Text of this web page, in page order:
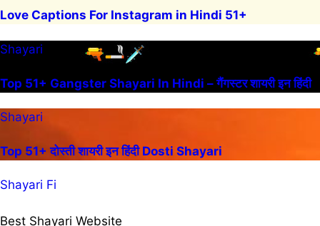
Love Captions For Instagram in Hindi 51+
Shayari
Top 51+ Gangster Shayari In Hindi – गैंगस्टर शायरी इन हिंदी
Shayari
Top 51+ दोस्ती शायरी इन हिंदी Dosti Shayari
Shayari Fi
Best Shayari Website